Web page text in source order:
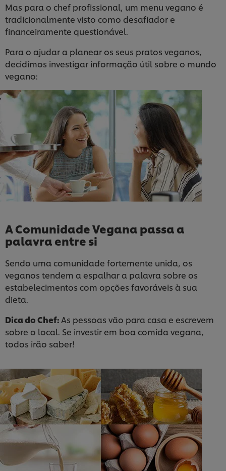
Mas para o chef profissional, um menu vegano é
tradicionalmente visto como desafiador e
financeiramente questionável.
Para o ajudar a planear os seus pratos veganos,
decidimos investigar informação útil sobre o mundo
vegano:
A Comunidade Vegana passa a
palavra entre si
Sendo uma comunidade fortemente unida, os
veganos tendem a espalhar a palavra sobre os
estabelecimentos com opções favoráveis à sua
dieta.
Dica do Chef: As pessoas vão para casa e escrevem
sobre o local. Se investir em boa comida vegana,
todos irão saber!